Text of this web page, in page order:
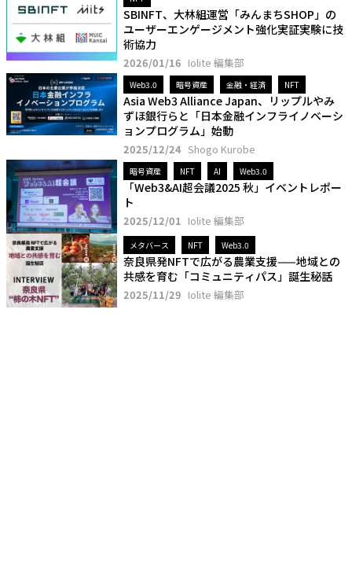
SBINFT、大林組運営「みんまちSHOP」の
ユーザーエンゲージメント強化実証実験に技
術協力
2026/01/16 Iolite 編集部
Web3.0 暗号資産 金融・経済 NFT
Asia Web3 Alliance Japan、リップルやみ
ずほ銀行らと「日本金融インフライノベーシ
ョンプログラム」始動
2025/12/24 Shogo Kurobe
暗号資産 NFT AI Web3.0
「Web3&AI超会議2025 秋」イベントレポー
ト
2025/12/01 Iolite 編集部
メタバース NFT Web3.0
奈良県発NFTで広がる農業支援——地域との
共感を育む「コミュニティパス」誕生秘話
2025/11/29 Iolite 編集部